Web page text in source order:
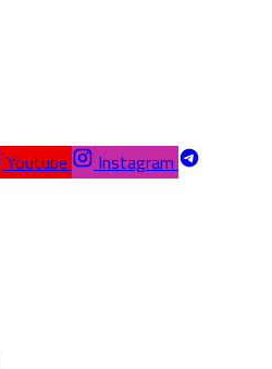
Youtube
Instagram